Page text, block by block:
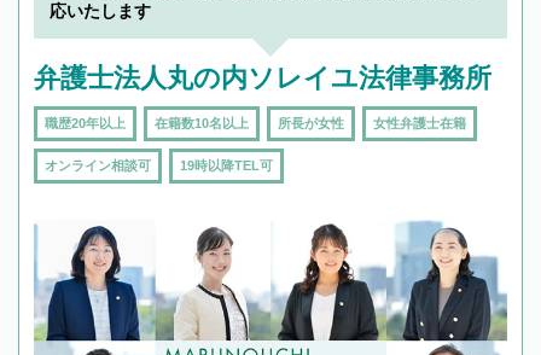
応いたします
弁護士法人丸の内ソレイユ法律事務所
職歴20年以上 在籍数10名以上 所長が女性 女性弁護士在籍
オンライン相談可 19時以降TEL可